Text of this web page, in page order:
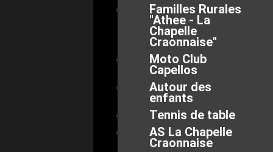
Familles Rurales
"Athee - La
Chapelle
Craonnaise"
Moto Club
Capellos
Autour des
enfants
Tennis de table
AS La Chapelle
Craonnaise